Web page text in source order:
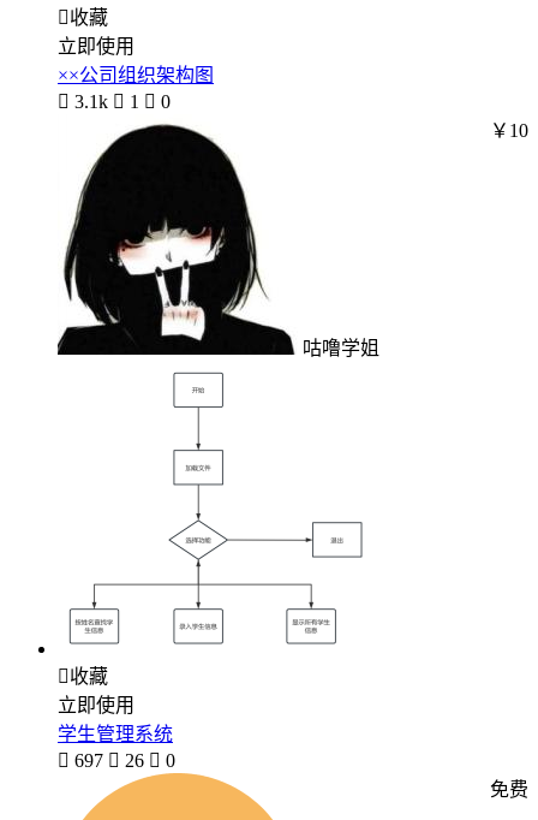
收藏
立即使用
××公司组织架构图
 3.1k  1  0
咕噜学姐
￥10
收藏
立即使用
学生管理系统
 697  26  0
免费